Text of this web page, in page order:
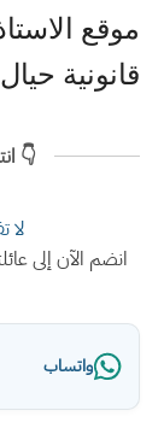
موقع
قانونية
👇
لا
انضم الآن إلى
واتساب